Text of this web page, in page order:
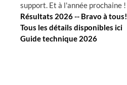
support. Et à l'année prochaine !
Résultats 2026 -- Bravo à tous!
Tous les détails disponibles ici
Guide technique 2026